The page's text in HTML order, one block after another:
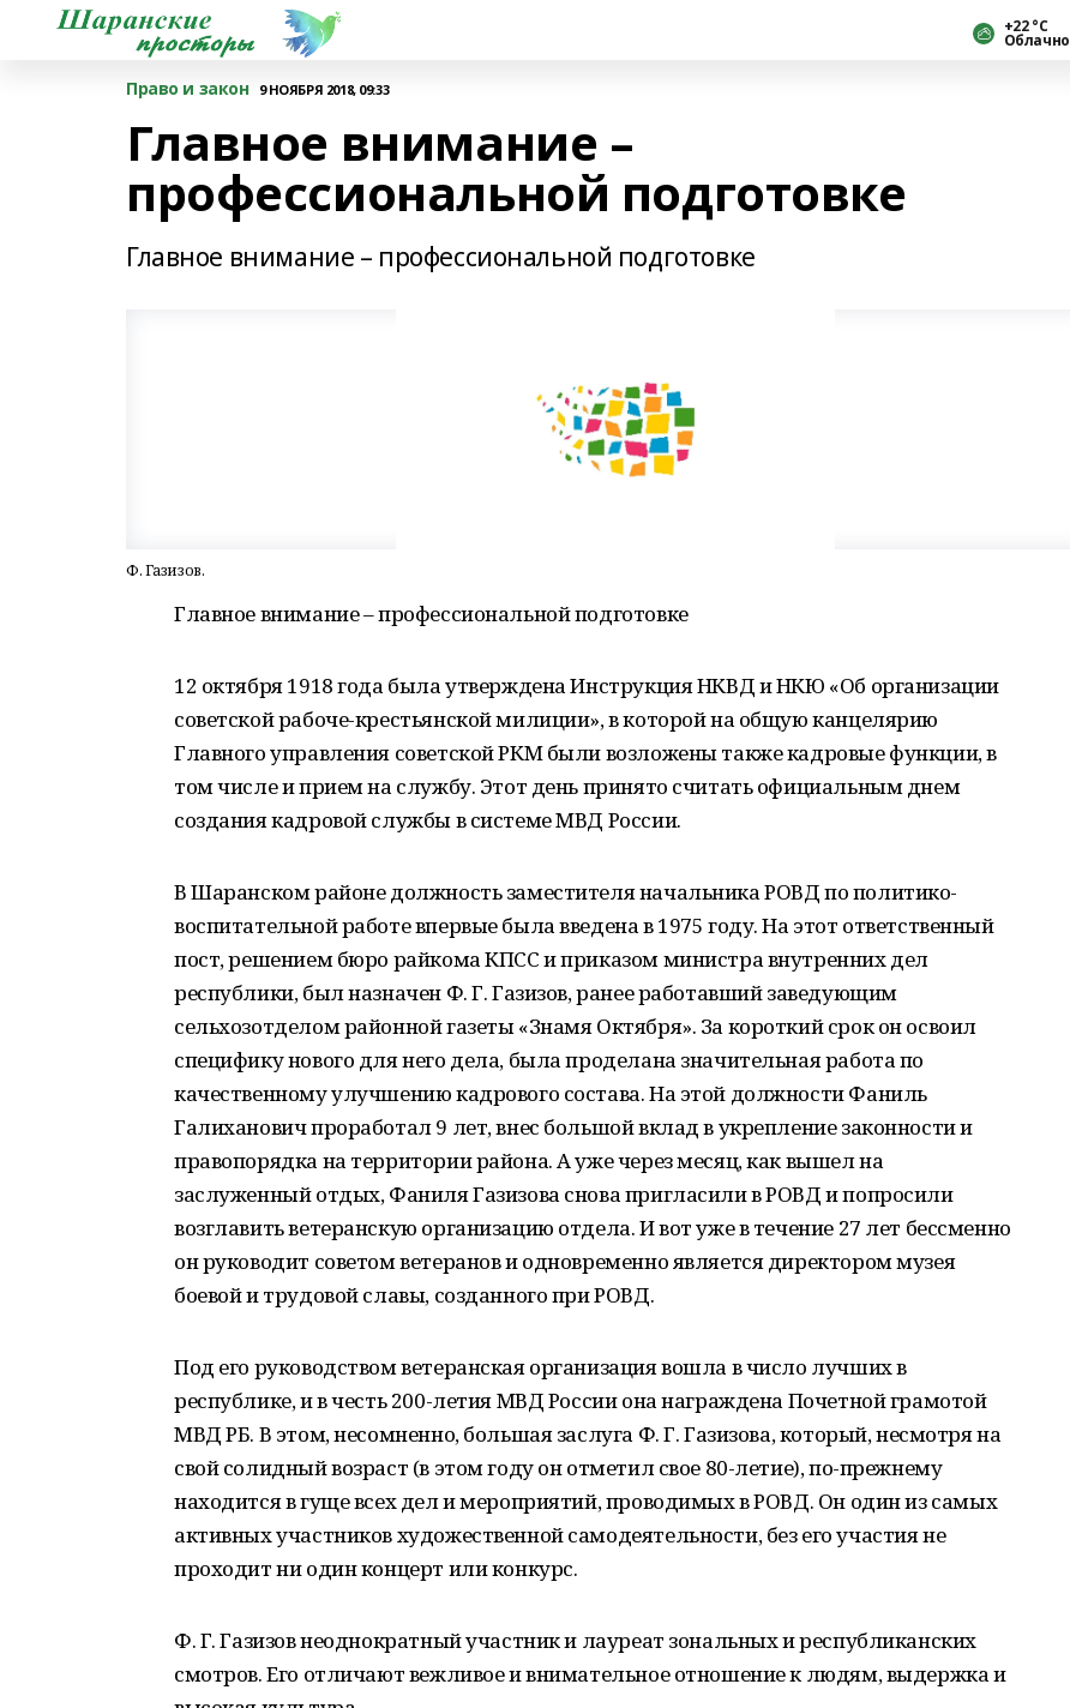
+22 °С
Облачно
Право и закон 9 НОЯБРЯ 2018, 09:33
Главное внимание –
профессиональной подготовке
Главное внимание – профессиональной подготовке
Ф. Газизов.
Главное внимание – профессиональной подготовке
12 октября 1918 года была утверждена Инструкция НКВД и НКЮ «Об организации
советской рабоче-крестьянской милиции», в которой на общую канцелярию
Главного управления советской РКМ были возложены также кадровые функции, в
том числе и прием на службу. Этот день принято считать официальным днем
создания кадровой службы в системе МВД России.
В Шаранском районе должность заместителя начальника РОВД по политико-
воспитательной работе впервые была введена в 1975 году. На этот ответственный
пост, решением бюро райкома КПСС и приказом министра внутренних дел
республики, был назначен Ф. Г. Газизов, ранее работавший заведующим
сельхозотделом районной газеты «Знамя Октября». За короткий срок он освоил
специфику нового для него дела, была проделана значительная работа по
качественному улучшению кадрового состава. На этой должности Фаниль
Галиханович проработал 9 лет, внес большой вклад в укрепление законности и
правопорядка на территории района. А уже через месяц, как вышел на
заслуженный отдых, Фаниля Газизова снова пригласили в РОВД и попросили
возглавить ветеранскую организацию отдела. И вот уже в течение 27 лет бессменно
он руководит советом ветеранов и одновременно является директором музея
боевой и трудовой славы, созданного при РОВД.
Под его руководством ветеранская организация вошла в число лучших в
республике, и в честь 200-летия МВД России она награждена Почетной грамотой
МВД РБ. В этом, несомненно, большая заслуга Ф. Г. Газизова, который, несмотря на
свой солидный возраст (в этом году он отметил свое 80-летие), по-прежнему
находится в гуще всех дел и мероприятий, проводимых в РОВД. Он один из самых
активных участников художественной самодеятельности, без его участия не
проходит ни один концерт или конкурс.
Ф. Г. Газизов неоднократный участник и лауреат зональных и республиканских
смотров. Его отличают вежливое и внимательное отношение к людям, выдержка и